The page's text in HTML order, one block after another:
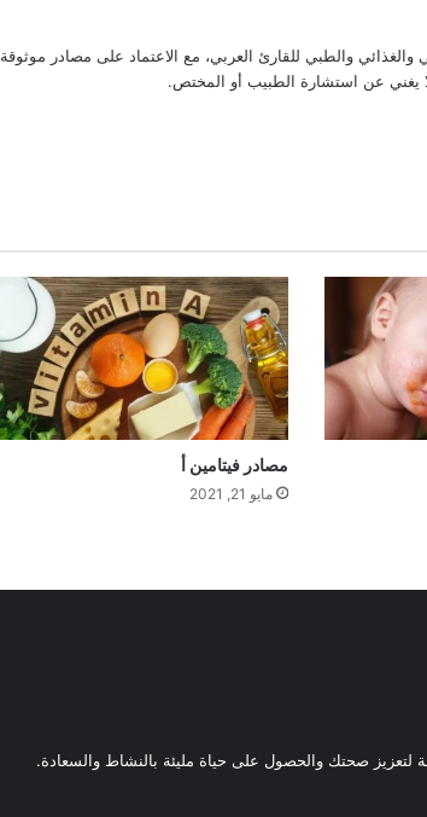
والطبي للقارئ العربي، مع الاعتماد على مصادر موثوقة
يغني عن استشارة الطبيب أو المختص.
مصادر فيتامين أ
مايو 21, 2021
صحتك والحصول على حياة مليئة بالنشاط والسعادة.